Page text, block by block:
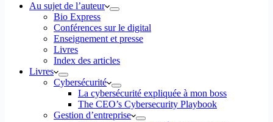
Au sujet de l’auteur
Bio Express
Conférences sur le digital
Enseignement et presse
Livres
Index des articles
Livres
Cybersécurité
La cybersécurité expliquée à mon boss
The CEO’s Cybersecurity Playbook
Gestion d’entreprise